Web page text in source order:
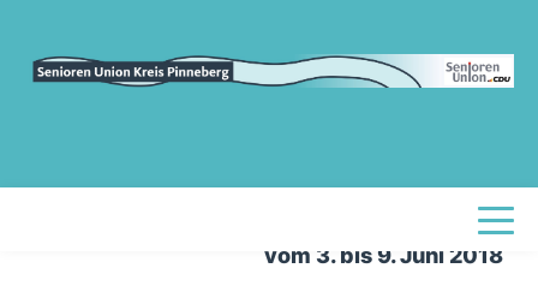
ReisenachBurgund
vom 3. bis 9. Juni 2018